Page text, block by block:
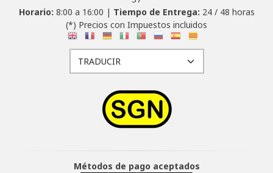
Horario: 8:00 a 16:00 | Tiempo de Entrega: 24 / 48 horas
(*) Precios con Impuestos incluidos
Métodos de pago aceptados